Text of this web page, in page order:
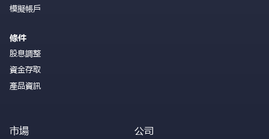
模擬帳戶
條件
股息調整
資金存取
產品資訊
市場 公司